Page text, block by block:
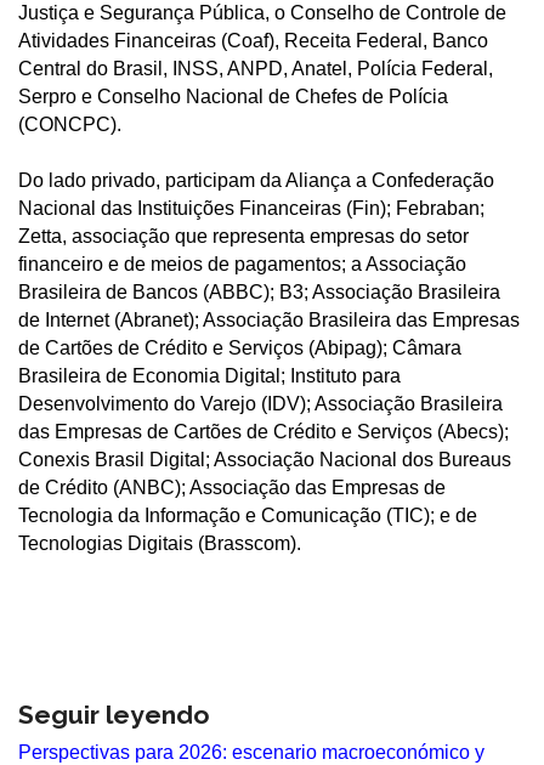
Justiça e Segurança Pública, o Conselho de Controle de
Atividades Financeiras (Coaf), Receita Federal, Banco
Central do Brasil, INSS, ANPD, Anatel, Polícia Federal,
Serpro e Conselho Nacional de Chefes de Polícia
(CONCPC).
Do lado privado, participam da Aliança a Confederação
Nacional das Instituições Financeiras (Fin); Febraban;
Zetta, associação que representa empresas do setor
financeiro e de meios de pagamentos; a Associação
Brasileira de Bancos (ABBC); B3; Associação Brasileira
de Internet (Abranet); Associação Brasileira das Empresas
de Cartões de Crédito e Serviços (Abipag); Câmara
Brasileira de Economia Digital; Instituto para
Desenvolvimento do Varejo (IDV); Associação Brasileira
das Empresas de Cartões de Crédito e Serviços (Abecs);
Conexis Brasil Digital; Associação Nacional dos Bureaus
de Crédito (ANBC); Associação das Empresas de
Tecnologia da Informação e Comunicação (TIC); e de
Tecnologias Digitais (Brasscom).
Seguir leyendo
Perspectivas para 2026: escenario macroeconómico y